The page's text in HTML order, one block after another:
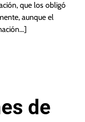
que los obligó
aunque el
de